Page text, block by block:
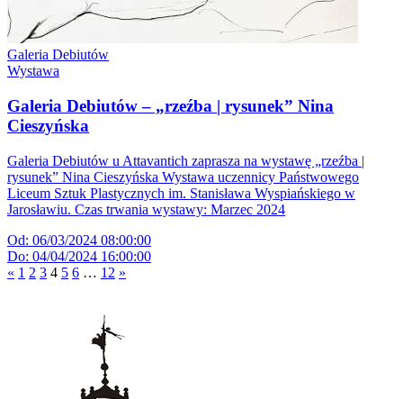
Galeria Debiutów
Wystawa
Galeria Debiutów – „rzeźba | rysunek” Nina
Cieszyńska
Galeria Debiutów u Attavantich zaprasza na wystawę „rzeźba |
rysunek” Nina Cieszyńska Wystawa uczennicy Państwowego
Liceum Sztuk Plastycznych im. Stanisława Wyspiańskiego w
Jarosławiu. Czas trwania wystawy: Marzec 2024
Od: 06/03/2024 08:00:00
Do: 04/04/2024 16:00:00
« 1 2 3 4 5 6 … 12 »